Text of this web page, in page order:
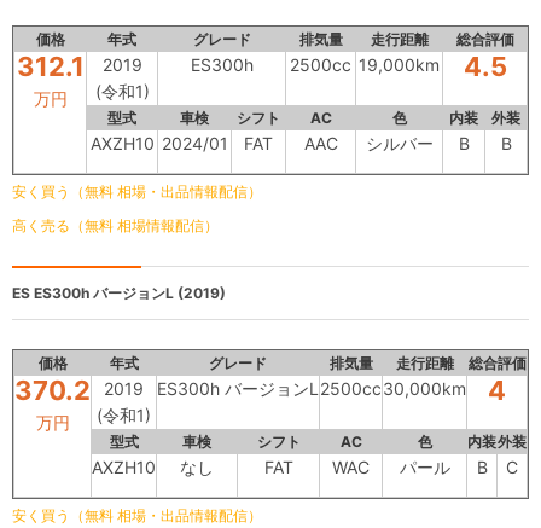
価格 年式 グレード 排気量 走行距離 総合評価
312.1
万円
2019
(令和1)
ES300h 2500cc 19,000km 4.5
型式 車検 シフト AC 色 内装 外装
AXZH10 2024/01 FAT AAC シルバー B B
安く買う（無料 相場・出品情報配信）
高く売る（無料 相場情報配信）
ES ES300h バージョンL (2019)
価格 年式 グレード 排気量 走行距離 総合評価
370.2
万円
2019
(令和1)
ES300h バージョンL2500cc30,000km 4
型式 車検 シフト AC 色 内装外装
AXZH10 なし FAT WAC パール B C
安く買う（無料 相場・出品情報配信）